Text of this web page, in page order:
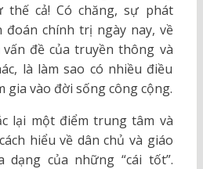
cả! Có chăng, sự phát
chính trị ngày nay, về
đề của truyền thông và
là làm sao có nhiều điều
gia vào đời sống công cộng.
lại một điểm trung tâm và
hiểu về dân chủ và giáo
dạng của những “cái tốt”.